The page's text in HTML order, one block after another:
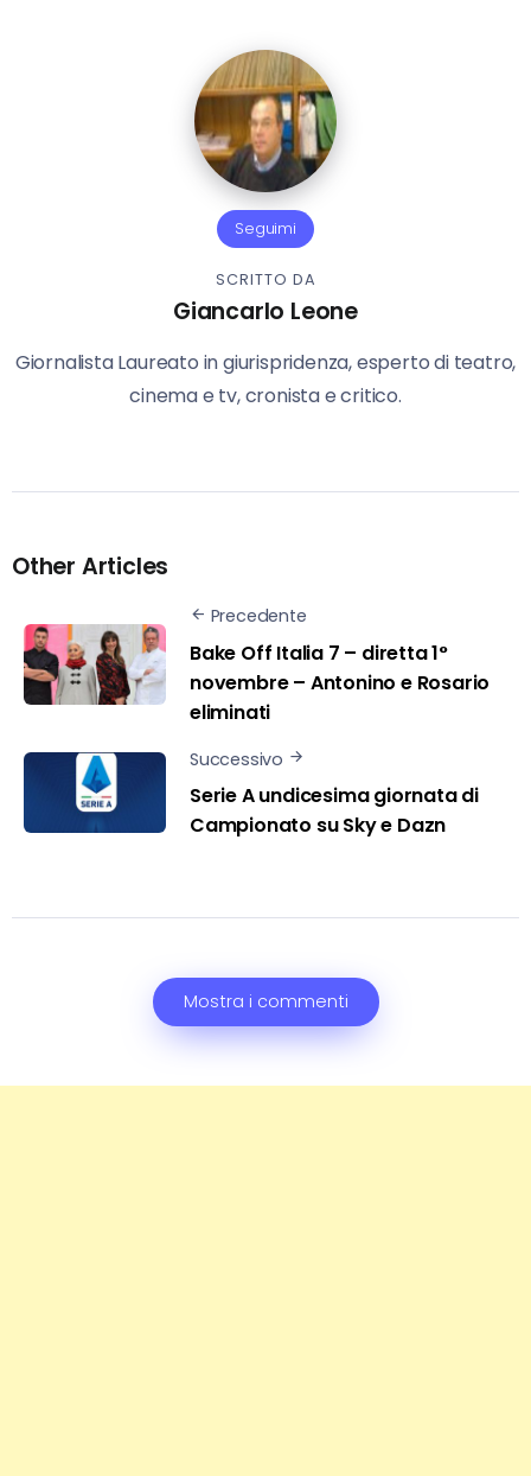
Seguimi
SCRITTO DA
Giancarlo Leone
Giornalista Laureato in giurispridenza, esperto di teatro,
cinema e tv, cronista e critico.
Other Articles
Precedente
Bake Off Italia 7 – diretta 1°
novembre – Antonino e Rosario
eliminati
Successivo
Serie A undicesima giornata di
Campionato su Sky e Dazn
Mostra i commenti